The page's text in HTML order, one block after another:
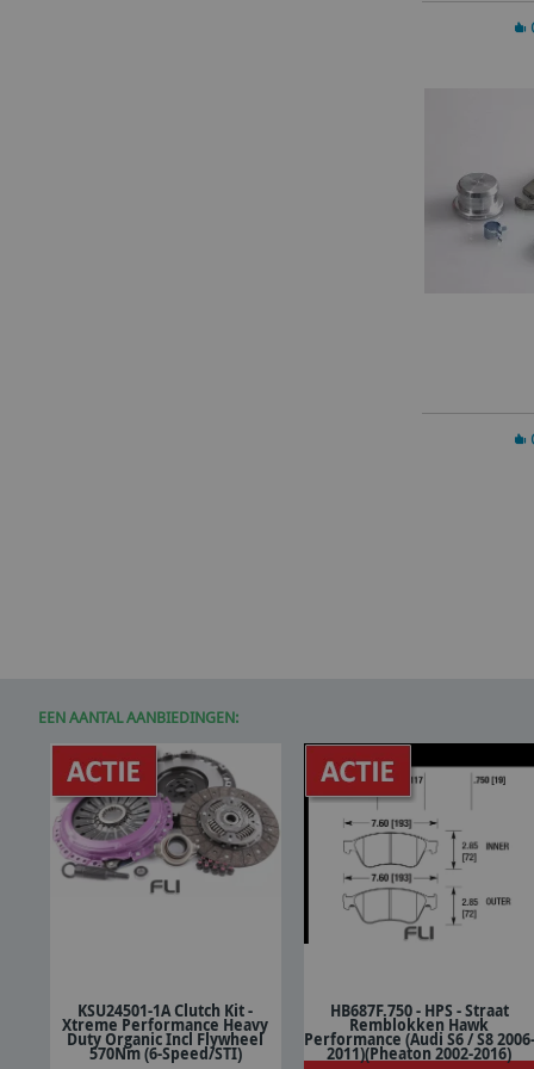
EEN AANTAL AANBIEDINGEN:
In winkelwagen
KSU24501-1A Clutch Kit -
Xtreme Performance Heavy
Duty Organic Incl Flywheel
570Nm (6-Speed/STI)
In winkelwagen
HB687F.750 - HPS - Straat
Remblokken Hawk
Performance (Audi S6 / S8 2006-
2011)(Pheaton 2002-2016)